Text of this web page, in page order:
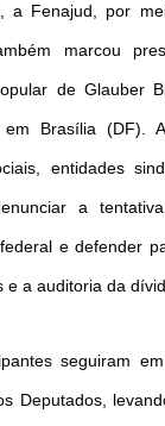
a Fenajud, por
marcou
de Glauber
Brasília (DF).
entidades
a
e defender
a auditoria da
seguiram
Deputados,